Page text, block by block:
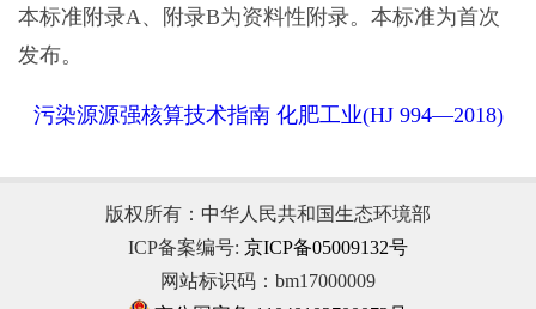
本标准附录A、附录B为资料性附录。本标准为首次
发布。
污染源源强核算技术指南 化肥工业(HJ 994—2018)
版权所有：中华人民共和国生态环境部
ICP备案编号: 京ICP备05009132号
网站标识码：bm17000009